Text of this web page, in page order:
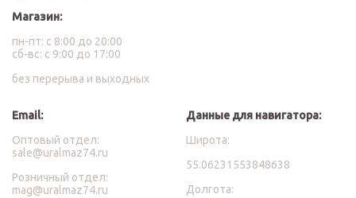
Магазин:
пн-пт: с 8:00 до 20:00
сб-вс: с 9:00 до 17:00
без перерыва и выходных
Email:
Оптовый отдел:
sale@uralmaz74.ru
Розничный отдел:
mag@uralmaz74.ru
Данные для навигатора:
Широта:
55.06231553848638
Долгота: